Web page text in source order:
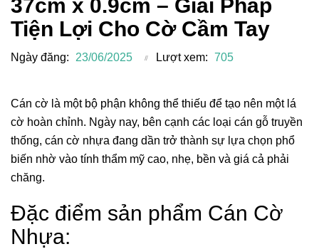
37cm x 0.9cm – Giải Pháp
Tiện Lợi Cho Cờ Cầm Tay
Ngày đăng: 23/06/2025 Lượt xem: 705
Cán cờ là một bộ phận không thể thiếu để tạo nên một lá
cờ hoàn chỉnh. Ngày nay, bên cạnh các loại cán gỗ truyền
thống, cán cờ nhựa đang dần trở thành sự lựa chọn phổ
biến nhờ vào tính thẩm mỹ cao, nhẹ, bền và giá cả phải
chăng.
Đặc điểm sản phẩm Cán Cờ
Nhựa: